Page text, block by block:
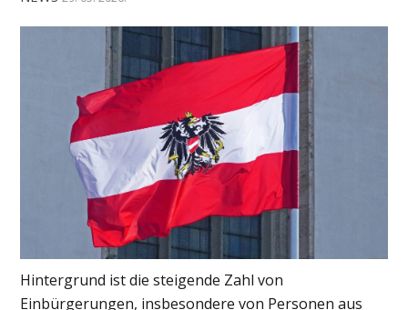
Hintergrund ist die steigende Zahl von
Einbürgerungen, insbesondere von Personen aus